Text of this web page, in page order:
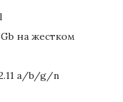
на жестком
a/b/g/n